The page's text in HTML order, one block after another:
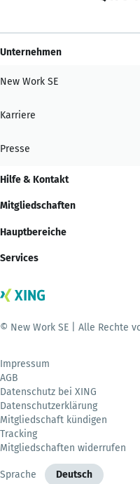
Unternehmen
New Work SE
Karriere
Presse
Hilfe & Kontakt
Mitgliedschaften
Hauptbereiche
Services
© New Work SE | Alle Rechte
Impressum
AGB
Datenschutz bei XING
Datenschutzerklärung
Mitgliedschaft kündigen
Tracking
Mitgliedschaften widerrufen
Sprache Deutsch